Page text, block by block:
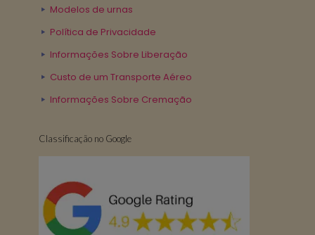
Modelos de urnas
Política de Privacidade
Informações Sobre Liberação
Custo de um Transporte Aéreo
Informações Sobre Cremação
Classificação no Google